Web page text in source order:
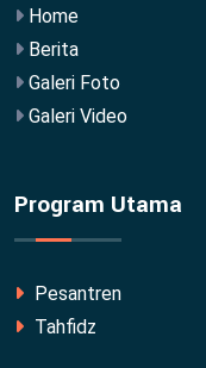
Home
Berita
Galeri Foto
Galeri Video
Program Utama
Pesantren
Tahfidz